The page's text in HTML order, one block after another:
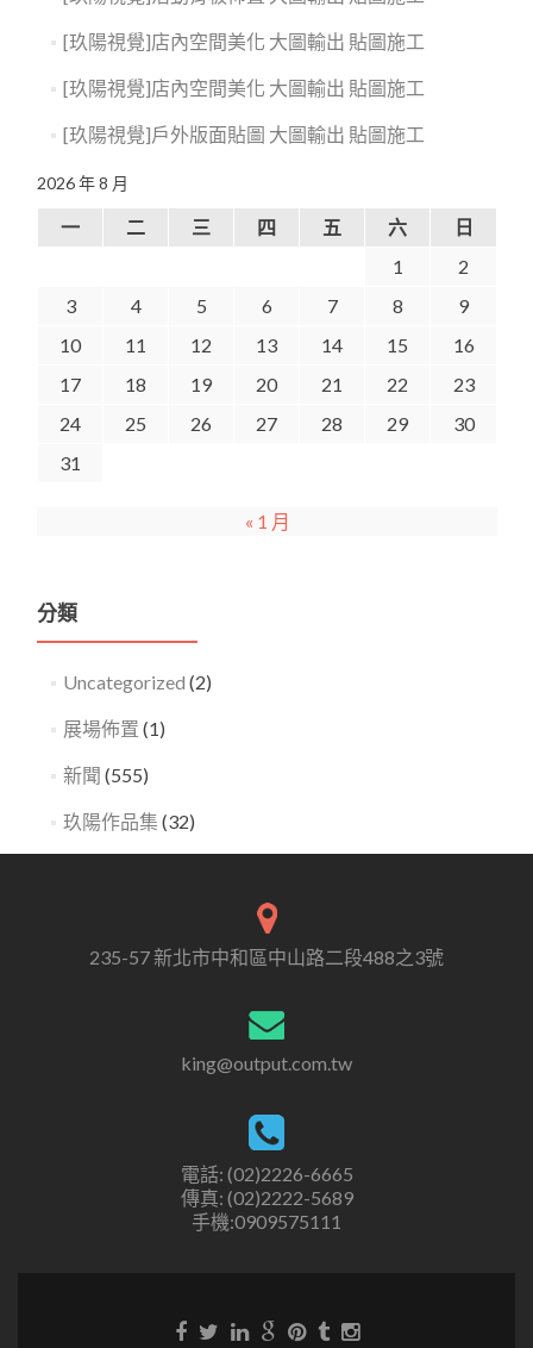
[玖陽視覺]店內空間美化 大圖輸出 貼圖施工
[玖陽視覺]店內空間美化 大圖輸出 貼圖施工
[玖陽視覺]戶外版面貼圖 大圖輸出 貼圖施工
2026 年 8 月
一 二 三 四 五 六
日
1
2
3
4 5 6 7 8
9
10
11 12 13 14 15
16
17
18 19 20 21 22
23
24
25 26 27 28 29
30
31
« 1 月
分類
Uncategorized (2)
展場佈置 (1)
新聞 (555)
玖陽作品集 (32)
235-57 新北市中和區中山路二段488之3號
king@output.com.tw
電話: (02)2226-6665
傳真: (02)2222-5689
手機:0909575111